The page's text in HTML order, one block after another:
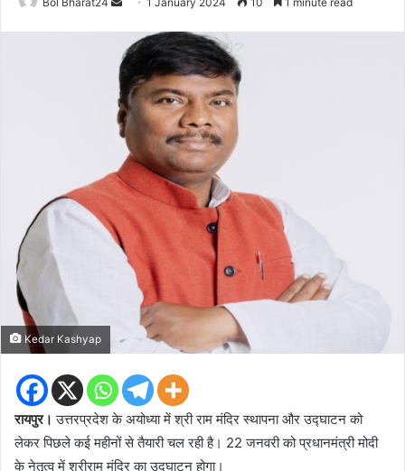
email
Kedar Kashyap
रायपुर। उत्तरप्रदेश के अयोध्या में श्री राम मंदिर स्थापना और उद्घाटन को
लेकर पिछले कई महीनों से तैयारी चल रही है। 22 जनवरी को प्रधानमंत्री मोदी
के नेतृत्व में श्रीराम मंदिर का उद्घाटन होगा।